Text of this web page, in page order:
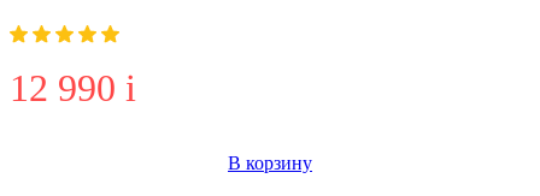
12 990 i
В корзину